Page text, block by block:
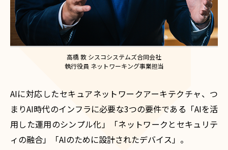
高橋 敦 シスコシステムズ合同会社
執行役員 ネットワーキング事業担当
AIに対応したセキュアネットワークアーキテクチャ、つ
まりAI時代のインフラに必要な3つの要件である「AIを活
用した運用のシンプル化」「ネットワークとセキュリテ
ィの融合」「AIのために設計されたデバイス」。